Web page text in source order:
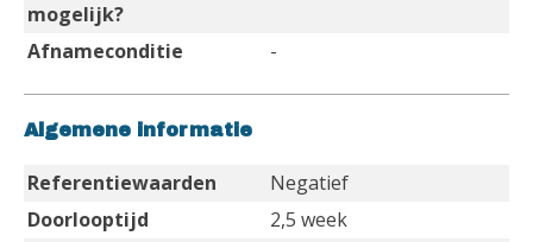
mogelijk?
Afnameconditie -
Algemene informatie
Referentiewaarden
Negatief
Doorlooptijd
2,5 week